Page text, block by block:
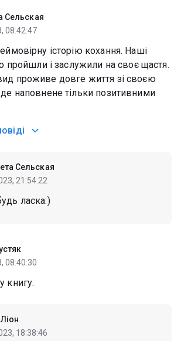
Сельская
08:42:47
історію кохання. Наші
пройшли і заслужили на своє щастя.
проживе довге життя зі своєю
наповнене тільки позитивними
Сельская
21:54:22
ласка:)
08:40:30
книгу.
18:38:46